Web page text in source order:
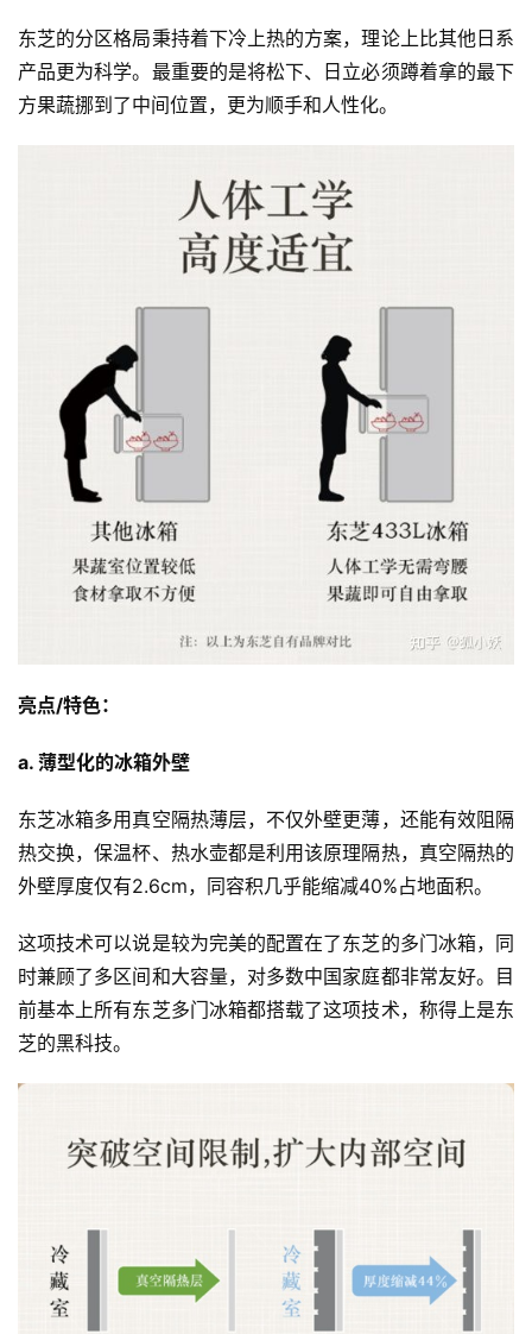
东芝的分区格局秉持着下冷上热的方案，理论上比其他日系
产品更为科学。最重要的是将松下、日立必须蹲着拿的最下
方果蔬挪到了中间位置，更为顺手和人性化。
亮点/特色：
a. 薄型化的冰箱外壁
东芝冰箱多用真空隔热薄层，不仅外壁更薄，还能有效阻隔
热交换，保温杯、热水壶都是利用该原理隔热，真空隔热的
外壁厚度仅有2.6cm，同容积几乎能缩减40%占地面积。
这项技术可以说是较为完美的配置在了东芝的多门冰箱，同
时兼顾了多区间和大容量，对多数中国家庭都非常友好。目
前基本上所有东芝多门冰箱都搭载了这项技术，称得上是东
芝的黑科技。